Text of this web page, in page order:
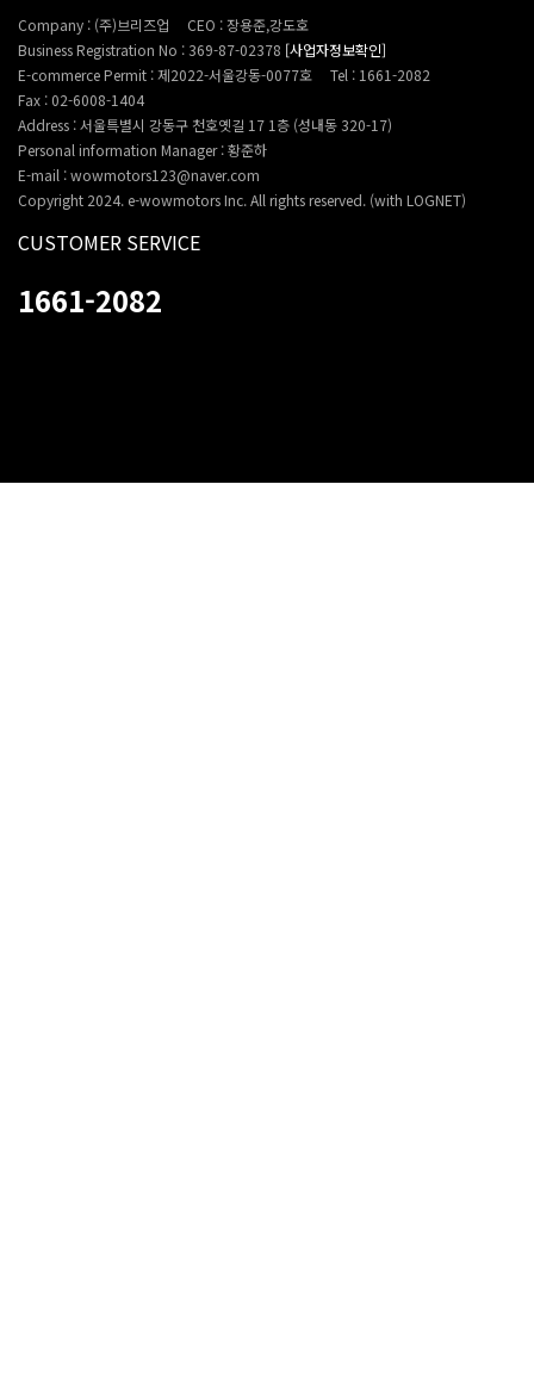
Company : (주)브리즈업
CEO : 장용준,강도호
Business Registration No : 369-87-02378 [사업자정보확인]
E-commerce Permit : 제2022-서울강동-0077호
Tel : 1661-2082
Fax : 02-6008-1404
Address : 서울특별시 강동구 천호옛길 17 1층 (성내동 320-17)
Personal information Manager : 황준하
E-mail : wowmotors123@naver.com
Copyright 2024. e-wowmotors Inc. All rights reserved. (with LOGNET)
CUSTOMER SERVICE
1661-2082